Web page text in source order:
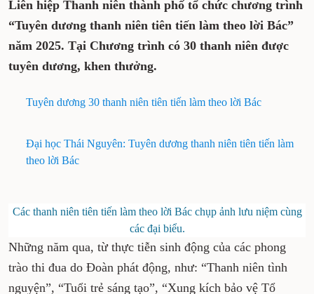
Liên hiệp Thanh niên thành phố tổ chức chương trình
“Tuyên dương thanh niên tiên tiến làm theo lời Bác”
năm 2025. Tại Chương trình có 30 thanh niên được
tuyên dương, khen thưởng.
Tuyên dương 30 thanh niên tiên tiến làm theo lời Bác
Đại học Thái Nguyên: Tuyên dương thanh niên tiên tiến làm
theo lời Bác
Các thanh niên tiên tiến làm theo lời Bác chụp ảnh lưu niệm cùng
các đại biểu.
Những năm qua, từ thực tiễn sinh động của các phong
trào thi đua do Đoàn phát động, như: “Thanh niên tình
nguyện”, “Tuổi trẻ sáng tạo”, “Xung kích bảo vệ Tổ